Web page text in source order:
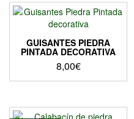
GUISANTES PIEDRA
PINTADA DECORATIVA
8,00€